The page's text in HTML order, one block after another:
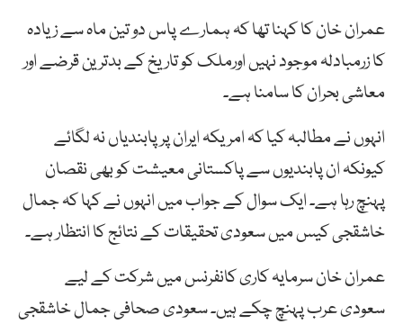
عمران خان کا کہنا تھا کہ ہمارے پاس دو تین ماہ سے زیادہ
کا زرمبادلہ موجود نہیں اورملک کو تاریخ کے بدترین قرضے اور
معاشی بحران کا سامنا ہے۔
انہوں نے مطالبہ کیا کہ امریکہ ایران پر پابندیاں نہ لگائے
کیونکہ ان پابندیوں سے پاکستانی معیشت کو بھی نقصان
پہنچ رہا ہے۔ ایک سوال کے جواب میں انہوں نے کہا کہ جمال
خاشقجی کیس میں سعودی تحقیقات کے نتائج کا انتظار ہے۔
عمران خان سرمایہ کاری کانفرنس میں شرکت کے لیے
سعودی عرب پہنچ چکے ہیں۔ سعودی صحافی جمال خاشقجی